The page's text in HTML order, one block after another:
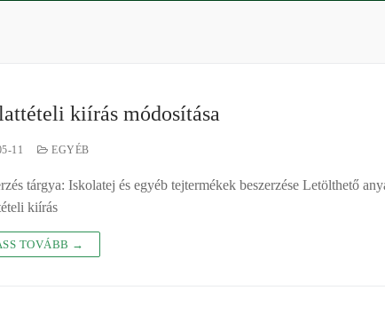
kiírás módosítása
11 EGYÉB
tárgya: Iskolatej és egyéb tejtermékek beszerzése Letölthető
kiírás
TOVÁBB →